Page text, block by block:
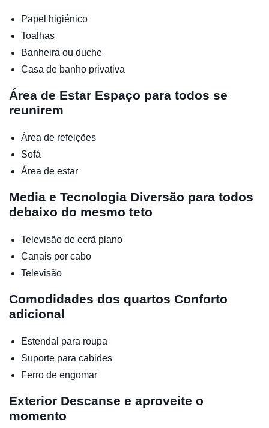
Papel higiénico
Toalhas
Banheira ou duche
Casa de banho privativa
Área de Estar Espaço para todos se
reunirem
Área de refeições
Sofá
Área de estar
Media e Tecnologia Diversão para todos
debaixo do mesmo teto
Televisão de ecrã plano
Canais por cabo
Televisão
Comodidades dos quartos Conforto
adicional
Estendal para roupa
Suporte para cabides
Ferro de engomar
Exterior Descanse e aproveite o
momento